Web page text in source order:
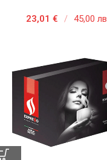
23,01 € / 45,00 лв